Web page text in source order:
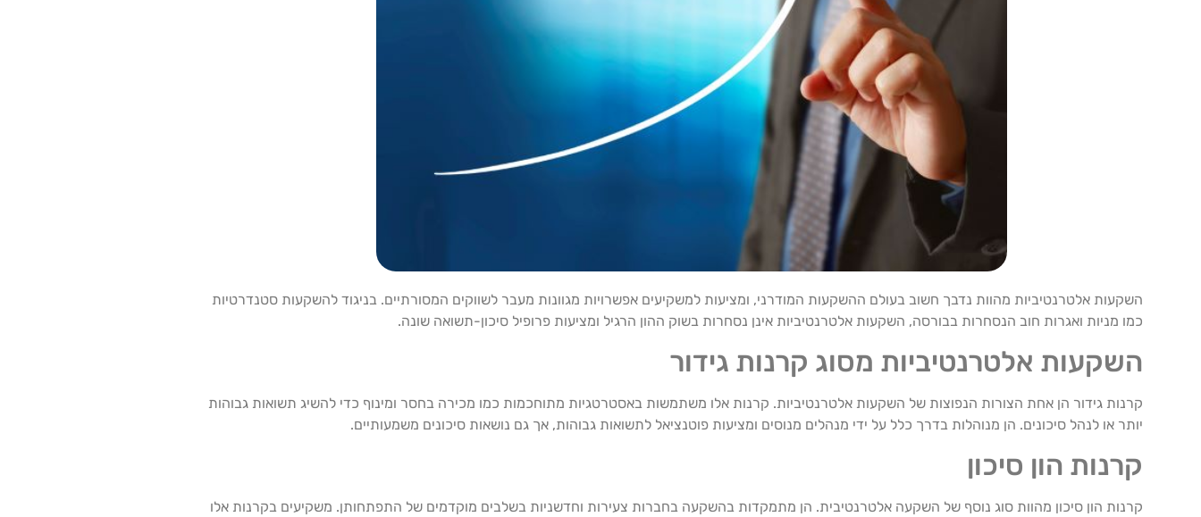
השקעות אלטרנטיביות מהוות נדבך חשוב בעולם ההשקעות המודרני, ומציעות למשקיעים אפשרויות מגוונות מעבר לשווקים המסורתיים. בניגוד להשקעות סטנדרטיות
כמו מניות ואגרות חוב הנסחרות בבורסה, השקעות אלטרנטיביות אינן נסחרות בשוק ההון הרגיל ומציעות פרופיל סיכון-תשואה שונה.
השקעות אלטרנטיביות מסוג קרנות גידור
קרנות גידור הן אחת הצורות הנפוצות של השקעות אלטרנטיביות. קרנות אלו משתמשות באסטרטגיות מתוחכמות כמו מכירה בחסר ומינוף כדי להשיג תשואות גבוהות
יותר או לנהל סיכונים. הן מנוהלות בדרך כלל על ידי מנהלים מנוסים ומציעות פוטנציאל לתשואות גבוהות, אך גם נושאות סיכונים משמעותיים.
קרנות הון סיכון
קרנות הון סיכון מהוות סוג נוסף של השקעה אלטרנטיבית. הן מתמקדות בהשקעה בחברות צעירות וחדשניות בשלבים מוקדמים של התפתחותן. משקיעים בקרנות אלו